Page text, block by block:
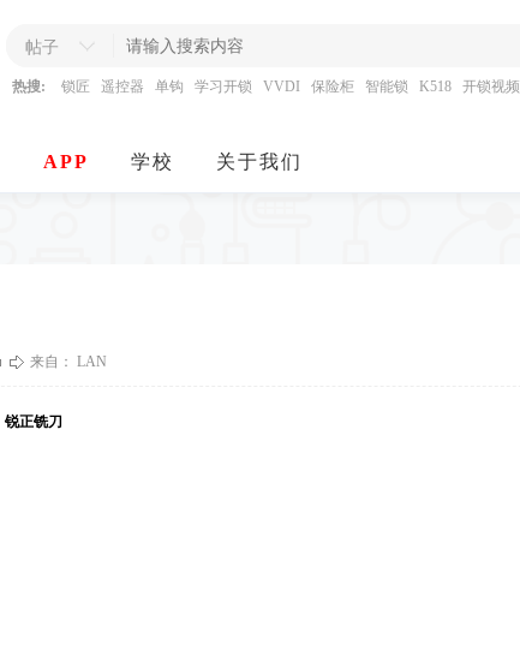
帖子
热搜: 锁匠 遥控器 单钩 学习开锁 VVDI 保险柜 智能锁 K518 开锁视频
APP 学校 关于我们
来自： LAN
锐正铣刀